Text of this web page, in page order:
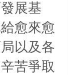
展基
愈來愈
以及各
苦爭取